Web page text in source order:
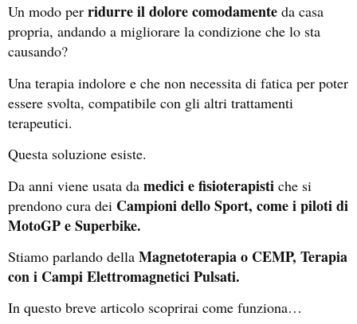
Un modo per ridurre il dolore comodamente da casa
propria, andando a migliorare la condizione che lo sta
causando?
Una terapia indolore e che non necessita di fatica per poter
essere svolta, compatibile con gli altri trattamenti
terapeutici.
Questa soluzione esiste.
Da anni viene usata da medici e fisioterapisti che si
prendono cura dei Campioni dello Sport, come i piloti di
MotoGP e Superbike.
Stiamo parlando della Magnetoterapia o CEMP, Terapia
con i Campi Elettromagnetici Pulsati.
In questo breve articolo scoprirai come funziona…